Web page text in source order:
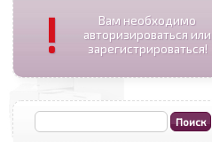
!
Вам необходимо
авторизироваться или
зарегистрироваться!